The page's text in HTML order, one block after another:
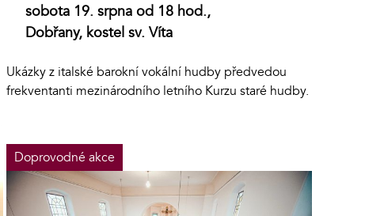
sobota 19. srpna od 18 hod.,
Dobřany, kostel sv. Víta
Ukázky z italské barokní vokální hudby předvedou
frekventanti mezinárodního letního Kurzu staré hudby.
Doprovodné akce